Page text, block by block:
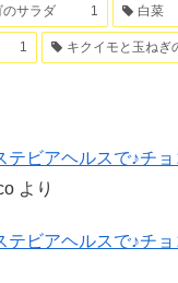
のサラダ 1 白菜
1 キクイモと玉ねぎ
テビアヘルスで♪チ
より
テビアヘルスで♪チ